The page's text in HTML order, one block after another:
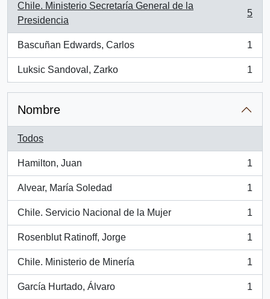
Chile. Ministerio Secretaría General de la
Presidencia
, 5 resultados
5
Bascuñan Edwards, Carlos
, 1 resultados
1
Luksic Sandoval, Zarko
, 1 resultados
1
Nombre
Todos
Hamilton, Juan
, 1 resultados
1
Alvear, María Soledad
, 1 resultados
1
Chile. Servicio Nacional de la Mujer
, 1 resultados
1
Rosenblut Ratinoff, Jorge
, 1 resultados
1
Chile. Ministerio de Minería
, 1 resultados
1
García Hurtado, Álvaro
, 1 resultados
1